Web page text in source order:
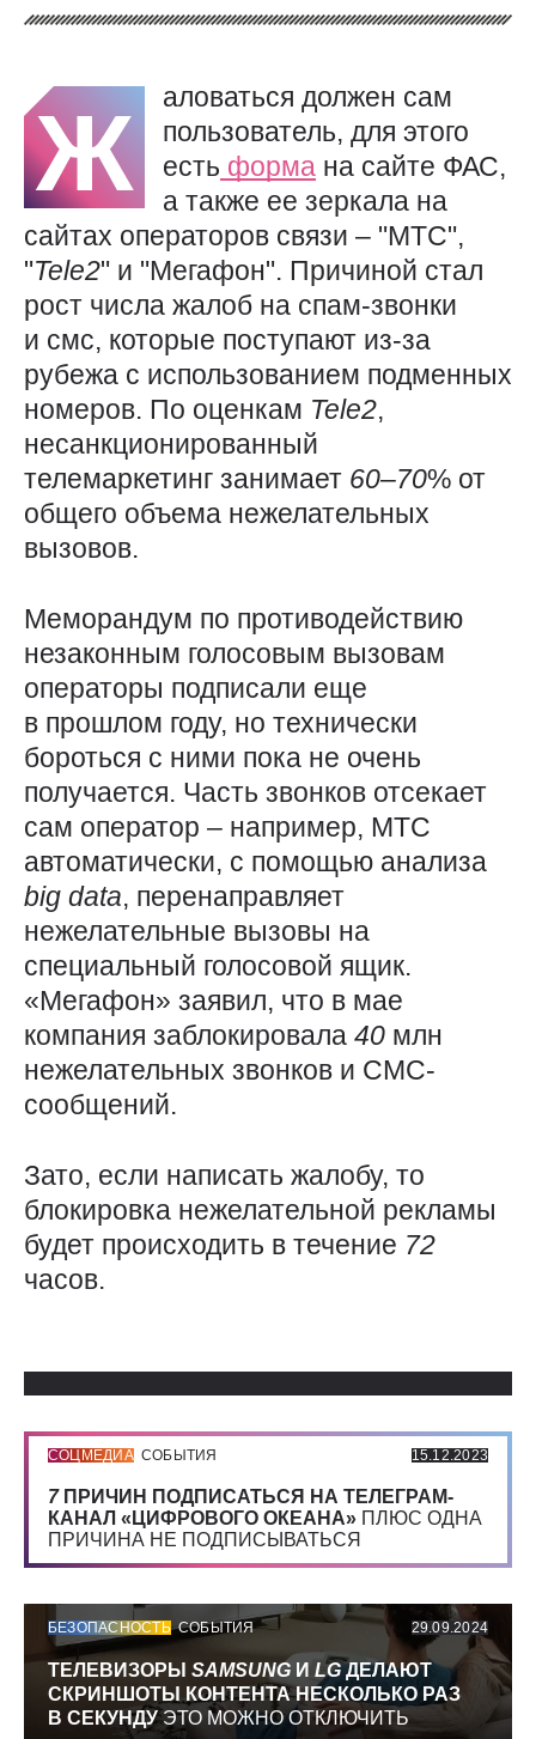
Ж
аловаться должен сам
пользователь, для этого
есть форма на сайте ФАС,
а также ее зеркала на
сайтах операторов связи – "МТС",
"Tele2" и "Мегафон". Причиной стал
рост числа жалоб на спам-звонки
и смс, которые поступают из-за
рубежа с использованием подменных
номеров. По оценкам Tele2,
несанкционированный
телемаркетинг занимает 60–70% от
общего объема нежелательных
вызовов.
Меморандум по противодействию
незаконным голосовым вызовам
операторы подписали еще
в прошлом году, но технически
бороться с ними пока не очень
получается. Часть звонков отсекает
сам оператор – например, МТС
автоматически, с помощью анализа
big data, перенаправляет
нежелательные вызовы на
специальный голосовой ящик.
«Мегафон» заявил, что в мае
компания заблокировала 40 млн
нежелательных звонков и СМС-
сообщений.
Зато, если написать жалобу, то
блокировка нежелательной рекламы
будет происходить в течение 72
часов.
СОЦМЕДИА СОБЫТИЯ 15.12.2023
7 ПРИЧИН ПОДПИСАТЬСЯ НА ТЕЛЕГРАМ-
КАНАЛ «ЦИФРОВОГО ОКЕАНА» ПЛЮС ОДНА
ПРИЧИНА НЕ ПОДПИСЫВАТЬСЯ
БЕЗОПАСНОСТЬ СОБЫТИЯ 29.09.2024
ТЕЛЕВИЗОРЫ SAMSUNG И LGДЕЛАЮТ
СКРИНШОТЫ КОНТЕНТА НЕСКОЛЬКО РАЗ
В СЕКУНДУЭТО МОЖНО ОТКЛЮЧИТЬ